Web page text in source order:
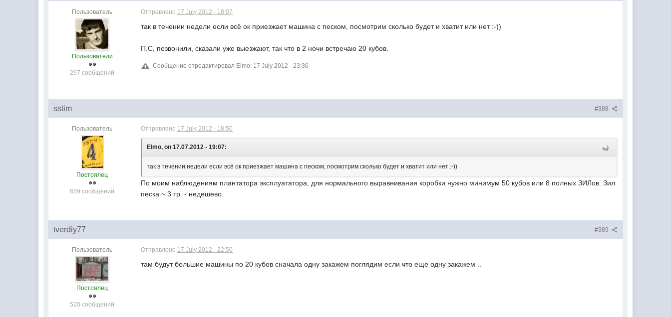
Пользователь
Пользователи
297 сообщений
Отправлено 17 July 2012 - 18:07
так в течении недели если всё ок приезжает машина с песком, посмотрим сколько будет и хватит или нет :-))
П.С, позвонили, сказали уже выезжают, так что в 2 ночи встречаю 20 кубов.
Сообщение отредактировал Elmo: 17 July 2012 - 23:36
#388
sstim
Пользователь
Постоялец
659 сообщений
Отправлено 17 July 2012 - 18:50
Elmo, on 17.07.2012 - 19:07:
так в течении недели если всё ок приезжает машина с песком, посмотрим сколько будет и хватит или нет :-))
По моим наблюдениям плантатора эксплуататора, для нормального выравнивания коробки нужно минимум 50 кубов или 8 полных ЗИЛов. Зил
песка ~ 3 тр. - недешево.
#389
tverdiy77
Пользователь
Постоялец
520 сообщений
Отправлено 17 July 2012 - 22:50
там будут большие машины по 20 кубов сначала одну закажем поглядим если что еще одну закажем ..